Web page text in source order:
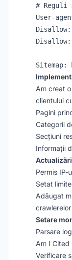
# Reguli
User-
Am creat
clientului
Pagini
Categorii
Secțiuni
Informații
Permis IP-
Setat
Adăugat
crawlerelor
Setare
Parsare
Am I Cited
Verificare